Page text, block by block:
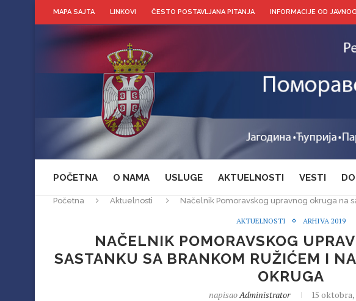
MAPA SAJTA LINKOVI ČESTO POSTAVLJANA PITANJA INFORMACIJE OD
POČETNA O NAMA USLUGE AKTUELNOSTI VESTI
Početna Aktuelnosti Načelnik Pomoravskog upravnog okruga na
AKTUELNOSTI ARHIVA 2019
NAČELNIK POMORAVSKOG
SASTANKU SA BRANKOM RUŽIĆEM I
OKRUGA
napisao Administrator 15 oktobra,